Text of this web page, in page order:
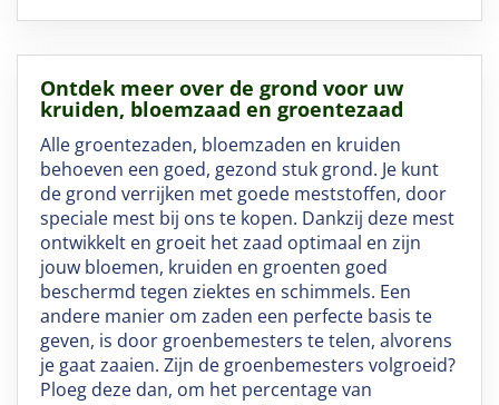
Ontdek meer over de grond voor uw
kruiden, bloemzaad en groentezaad
Alle groentezaden, bloemzaden en kruiden
behoeven een goed, gezond stuk grond. Je kunt
de grond verrijken met goede meststoffen, door
speciale mest bij ons te kopen. Dankzij deze mest
ontwikkelt en groeit het zaad optimaal en zijn
jouw bloemen, kruiden en groenten goed
beschermd tegen ziektes en schimmels. Een
andere manier om zaden een perfecte basis te
geven, is door groenbemesters te telen, alvorens
je gaat zaaien. Zijn de groenbemesters volgroeid?
Ploeg deze dan, om het percentage van